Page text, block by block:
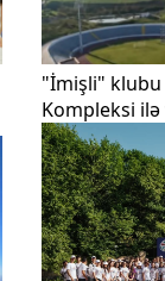
"İmişli"
Kompleksi ilə